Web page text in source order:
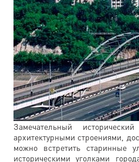
Замечательный
архитектурными строениями,
можно встретить старинные
историческими уголками